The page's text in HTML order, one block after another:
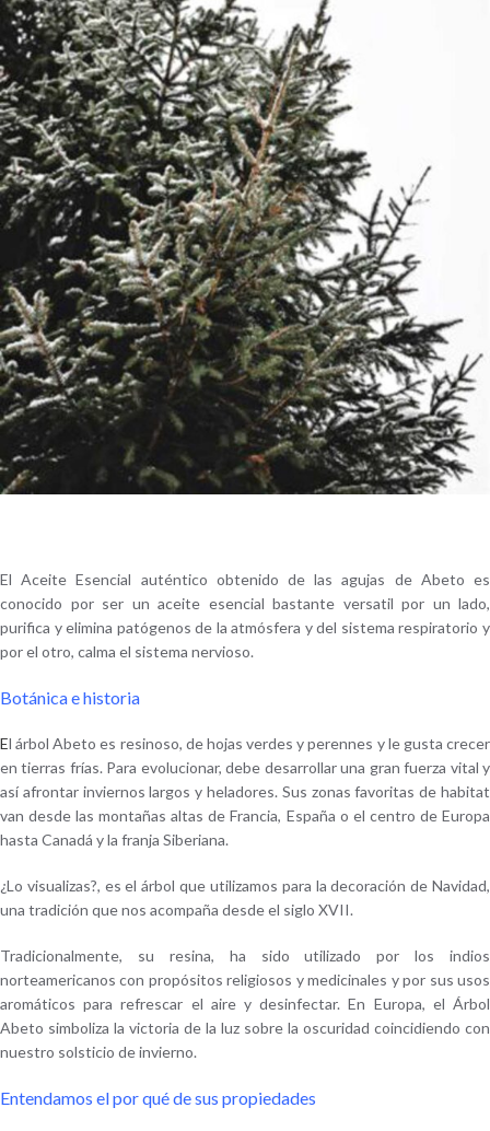
El Aceite Esencial auténtico obtenido de las agujas de Abeto es
conocido por ser un aceite esencial bastante versatil por un lado,
purifica y elimina patógenos de la atmósfera y del sistema respiratorio y
por el otro, calma el sistema nervioso.
Botánica e historia
El árbol Abeto es resinoso, de hojas verdes y perennes y le gusta crecer
en tierras frías. Para evolucionar, debe desarrollar una gran fuerza vital y
así afrontar inviernos largos y heladores. Sus zonas favoritas de habitat
van desde las montañas altas de Francia, España o el centro de Europa
hasta Canadá y la franja Siberiana.
¿Lo visualizas?, es el árbol que utilizamos para la decoración de Navidad,
una tradición que nos acompaña desde el siglo XVII.
Tradicionalmente, su resina, ha sido utilizado por los indios
norteamericanos con propósitos religiosos y medicinales y por sus usos
aromáticos para refrescar el aire y desinfectar. En Europa, el Árbol
Abeto simboliza la victoria de la luz sobre la oscuridad coincidiendo con
nuestro solsticio de invierno.
Entendamos el por qué de sus propiedades